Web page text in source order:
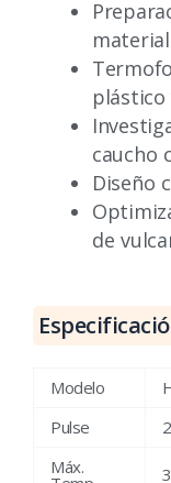
plástico
caucho
Diseño
de
Modelo
Pulse
Máx.